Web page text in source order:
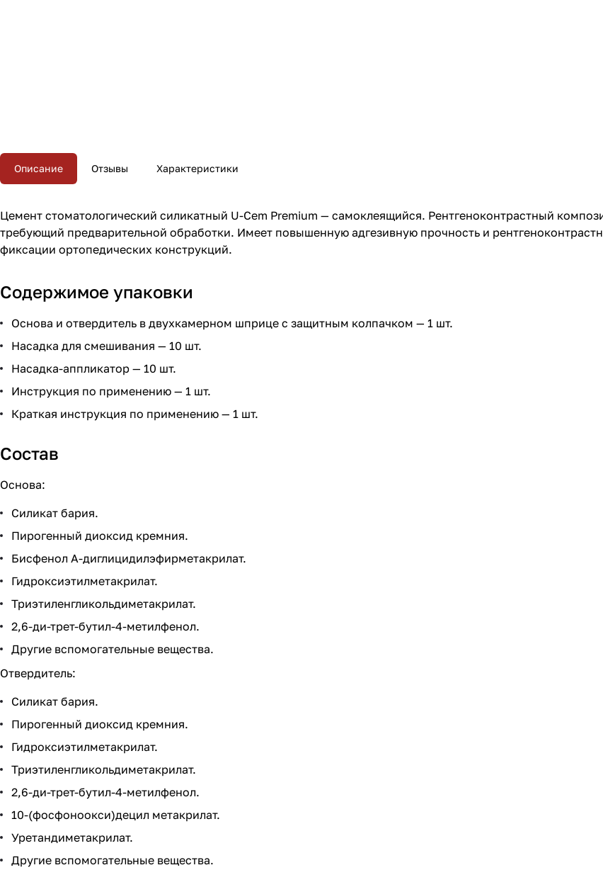
Описание Отзывы Характеристики
Цемент стоматологический силикатный U-Cem Premium — самоклеящийся. Рентгеноконтрастный
требующий предварительной обработки. Имеет повышенную адгезивную прочность и
фиксации ортопедических конструкций.
Содержимое упаковки
Основа и отвердитель в двухкамерном шприце с защитным колпачком — 1 шт.
Насадка для смешивания — 10 шт.
Насадка-аппликатор — 10 шт.
Инструкция по применению — 1 шт.
Краткая инструкция по применению — 1 шт.
Состав
Основа:
Силикат бария.
Пирогенный диоксид кремния.
Бисфенол А-диглицидилэфирметакрилат.
Гидроксиэтилметакрилат.
Триэтиленгликольдиметакрилат.
2,6-ди-трет-бутил-4-метилфенол.
Другие вспомогательные вещества.
Отвердитель:
Силикат бария.
Пирогенный диоксид кремния.
Гидроксиэтилметакрилат.
Триэтиленгликольдиметакрилат.
2,6-ди-трет-бутил-4-метилфенол.
10-(фосфоноокси)децил метакрилат.
Уретандиметакрилат.
Другие вспомогательные вещества.